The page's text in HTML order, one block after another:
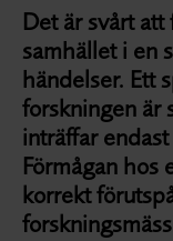
Det är svårt
samhället i en
händelser. Ett
forskningen är
inträffar
Förmågan
korrekt